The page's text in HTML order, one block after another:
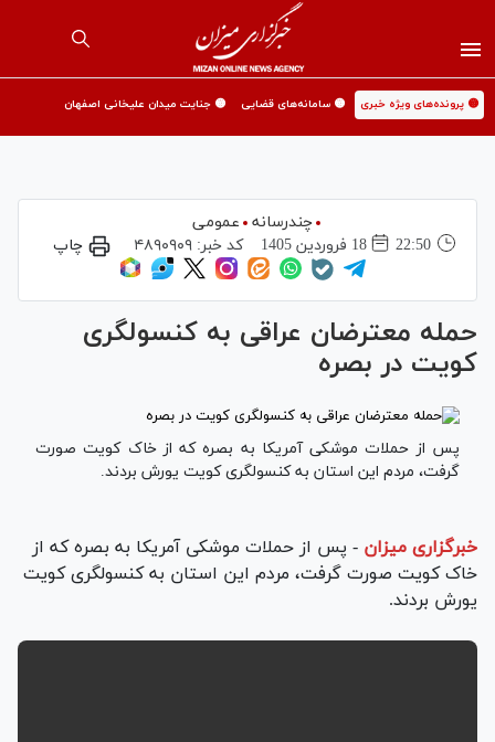
🟡 پرونده‌های ویژه خبری 🟡 سامانه‌های قضایی 🟡 جنایت میدان علیخانی اصفهان
چندرسانه
عمومی
22:50
18 فروردين 1405 کد خبر: ۴۸۹۰۹۰۹ چاپ
حمله معترضان عراقی به کنسولگری
کویت در بصره
پس از حملات موشکی آمریکا به بصره که از خاک کویت صورت
گرفت، مردم این استان به کنسولگری کویت یورش بردند.
خبرگزاری میزان - پس از حملات موشکی آمریکا به بصره که از
خاک کویت صورت گرفت، مردم این استان به کنسولگری کویت
یورش بردند.